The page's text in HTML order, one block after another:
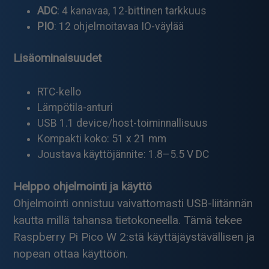
ADC: 4 kanavaa, 12-bittinen tarkkuus
PIO: 12 ohjelmoitavaa IO-väylää
Lisäominaisuudet
RTC-kello
Lämpötila-anturi
USB 1.1 device/host-toiminnallisuus
Kompakti koko: 51 x 21 mm
Joustava käyttöjännite: 1.8–5.5 V DC
Helppo ohjelmointi ja käyttö
Ohjelmointi onnistuu vaivattomasti USB-liitännän
kautta millä tahansa tietokoneella. Tämä tekee
Raspberry Pi Pico W 2:stä käyttäjäystävällisen ja
nopean ottaa käyttöön.